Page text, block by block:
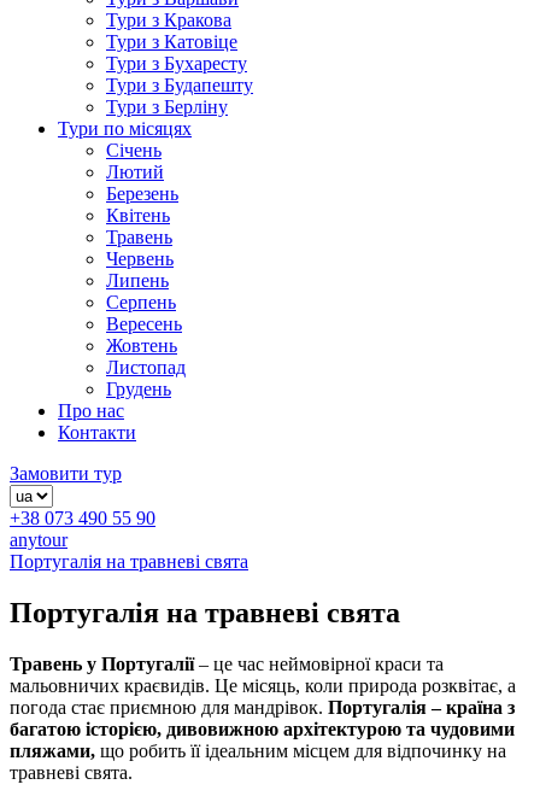
Тури з Кракова
Тури з Катовіце
Тури з Бухаресту
Тури з Будапешту
Тури з Берліну
Тури по місяцях
Січень
Лютий
Березень
Квітень
Травень
Червень
Липень
Серпень
Вересень
Жовтень
Листопад
Грудень
Про нас
Контакти
Замовити тур
+38 073 490 55 90
anytour
Португалія на травневі свята
Португалія на травневі свята
Травень у Португалії– це час неймовірної краси та
мальовничих краєвидів. Це місяць, коли природа розквітає, а
погода стає приємною для мандрівок. Португалія – країна з
багатою історією, дивовижною архітектурою та чудовими
пляжами, що робить її ідеальним місцем для відпочинку на
травневі свята.